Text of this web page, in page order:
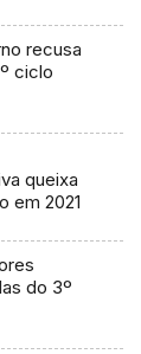
recusa
ciclo
queixa
em 2021
do 3º